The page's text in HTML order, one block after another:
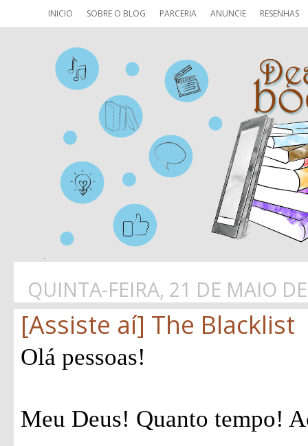
INICIO SOBRE O BLOG PARCERIA ANUNCIE RESENHAS
QUINTA-FEIRA, 21 DE MAIO
[Assiste aí] The Blacklist
Olá pessoas!
Meu Deus! Quanto tempo!